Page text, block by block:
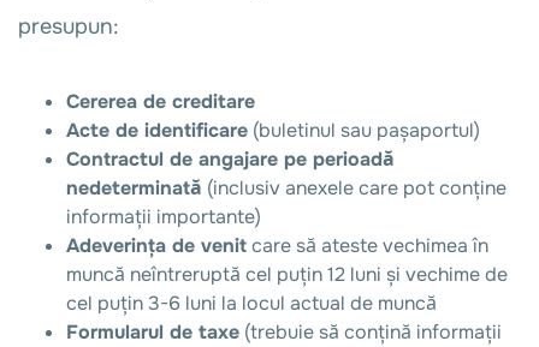
presupun:
Cererea de creditare
Acte de identificare (buletinul sau pașaportul)
Contractul de angajare pe perioadă
nedeterminată (inclusiv anexele care pot conține
informații importante)
Adeverința de venitcare să ateste vechimea în
muncă neîntreruptă cel puțin 12 luni și vechime de
cel puțin 3-6 luni la locul actual de muncă
Formularul de taxe (trebuie să conțină informații